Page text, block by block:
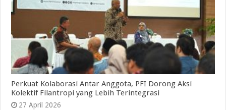
Perkuat Kolaborasi Antar Anggota, PFI Dorong Aksi
Kolektif Filantropi yang Lebih Terintegrasi
27 April 2026